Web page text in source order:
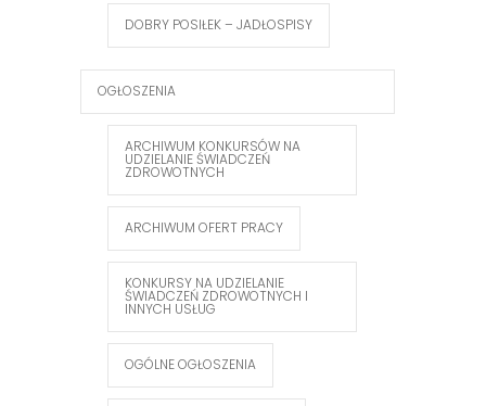
DOBRY POSIŁEK – JADŁOSPISY
OGŁOSZENIA
ARCHIWUM KONKURSÓW NA
UDZIELANIE ŚWIADCZEŃ
ZDROWOTNYCH
ARCHIWUM OFERT PRACY
KONKURSY NA UDZIELANIE
ŚWIADCZEŃ ZDROWOTNYCH I
INNYCH USŁUG
OGÓLNE OGŁOSZENIA